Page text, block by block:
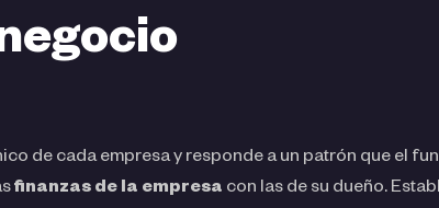
de cada empresa y responde a un patrón que el
finanzas de la empresa con las de su dueño.